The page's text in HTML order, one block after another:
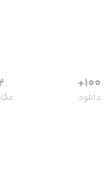
100+
دانلود